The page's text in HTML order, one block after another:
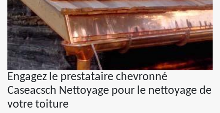
Engagez le prestataire chevronné
Caseacsch Nettoyage pour le nettoyage de
votre toiture